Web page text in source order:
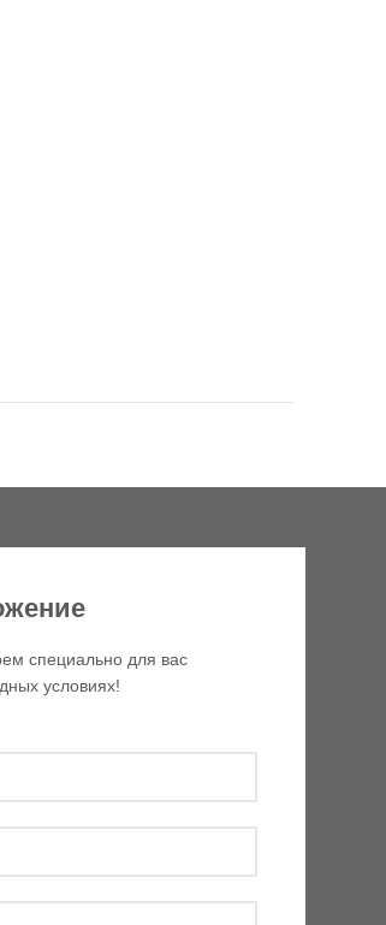
специально для вас
условиях!